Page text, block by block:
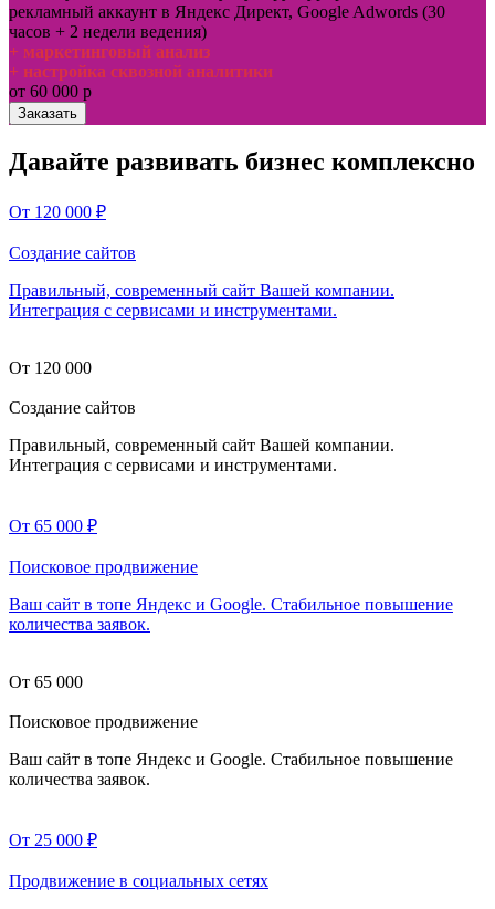
рекламный аккаунт в Яндекс Директ, Google Adwords (30
часов + 2 недели ведения)
+ маркетинговый анализ
+ настройка сквозной аналитики
от 60 000 р
Заказать
Давайте развивать бизнес комплексно
От 120 000 ₽
Создание сайтов
Правильный, современный сайт Вашей компании.
Интеграция с сервисами и инструментами.
От 120 000
Создание сайтов
Правильный, современный сайт Вашей компании.
Интеграция с сервисами и инструментами.
От 65 000 ₽
Поисковое продвижение
Ваш сайт в топе Яндекс и Google. Стабильное повышение
количества заявок.
От 65 000
Поисковое продвижение
Ваш сайт в топе Яндекс и Google. Стабильное повышение
количества заявок.
От 25 000 ₽
Продвижение в социальных сетях